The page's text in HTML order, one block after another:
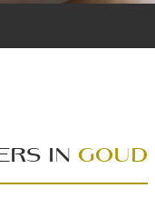
IN GOUD